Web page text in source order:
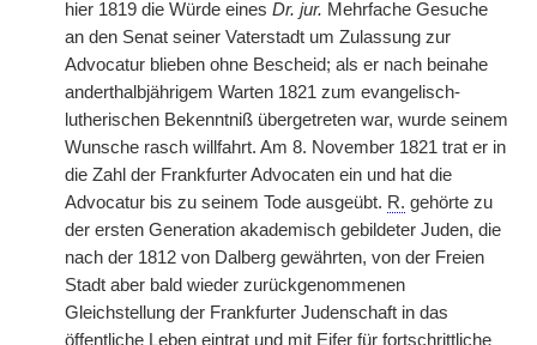
hier 1819 die Würde eines Dr. jur. Mehrfache Gesuche
an den Senat seiner Vaterstadt um Zulassung zur
Advocatur blieben ohne Bescheid; als er nach beinahe
anderthalbjährigem Warten 1821 zum evangelisch-
lutherischen Bekenntniß übergetreten war, wurde seinem
Wunsche rasch willfahrt. Am 8. November 1821 trat er in
die Zahl der Frankfurter Advocaten ein und hat die
Advocatur bis zu seinem Tode ausgeübt. R. gehörte zu
der ersten Generation akademisch gebildeter Juden, die
nach der 1812 von Dalberg gewährten, von der Freien
Stadt aber bald wieder zurückgenommenen
Gleichstellung der Frankfurter Judenschaft in das
öffentliche Leben eintrat und mit Eifer für fortschrittliche